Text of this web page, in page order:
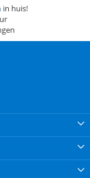
in huis!